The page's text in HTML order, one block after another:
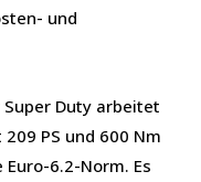
und
Duty arbeitet
PS und 600 Nm
6.2-Norm. Es